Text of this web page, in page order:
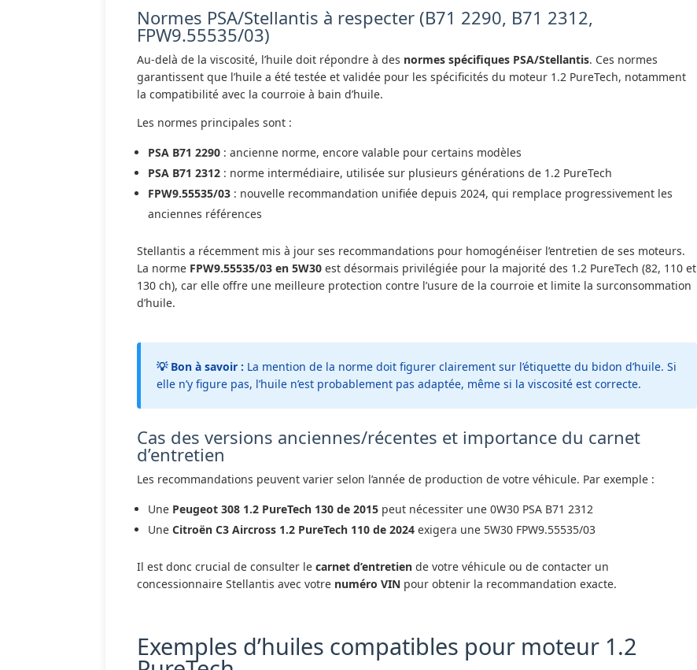
Normes PSA/Stellantis à respecter (B71 2290, B71 2312,
FPW9.55535/03)
Au-delà de la viscosité, l’huile doit répondre à des normes spécifiques PSA/Stellantis. Ces normes
garantissent que l’huile a été testée et validée pour les spécificités du moteur 1.2 PureTech, notamment
la compatibilité avec la courroie à bain d’huile.
Les normes principales sont :
PSA B71 2290 : ancienne norme, encore valable pour certains modèles
PSA B71 2312 : norme intermédiaire, utilisée sur plusieurs générations de 1.2 PureTech
FPW9.55535/03 : nouvelle recommandation unifiée depuis 2024, qui remplace progressivement les
anciennes références
Stellantis a récemment mis à jour ses recommandations pour homogénéiser l’entretien de ses moteurs.
La norme FPW9.55535/03 en 5W30 est désormais privilégiée pour la majorité des 1.2 PureTech (82, 110 et
130 ch), car elle offre une meilleure protection contre l’usure de la courroie et limite la surconsommation
d’huile.
💡 Bon à savoir : La mention de la norme doit figurer clairement sur l’étiquette du bidon d’huile. Si
elle n’y figure pas, l’huile n’est probablement pas adaptée, même si la viscosité est correcte.
Cas des versions anciennes/récentes et importance du carnet
d’entretien
Les recommandations peuvent varier selon l’année de production de votre véhicule. Par exemple :
Une Peugeot 308 1.2 PureTech 130 de 2015 peut nécessiter une 0W30 PSA B71 2312
UneCitroën C3 Aircross 1.2 PureTech 110 de 2024 exigera une 5W30 FPW9.55535/03
Il est donc crucial de consulter lecarnet d’entretien de votre véhicule ou de contacter un
concessionnaire Stellantis avec votre numéro VIN pour obtenir la recommandation exacte.
Exemples d’huiles compatibles pour moteur 1.2